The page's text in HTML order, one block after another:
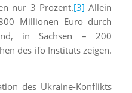
nur 3 Prozent.[3] Allein
Millionen Euro durch
in Sachsen – 200
des ifo Instituts zeigen.
des Ukraine-Konflikts